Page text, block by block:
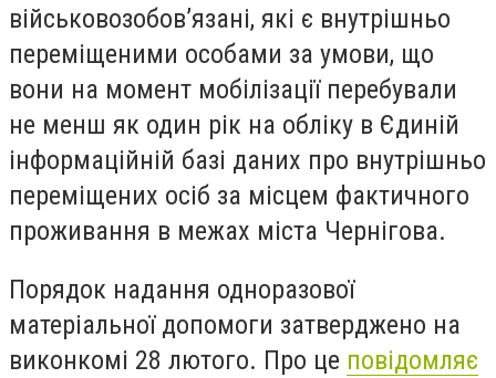
військовозобов’язані, які є внутрішньо
переміщеними особами за умови, що
вони на момент мобілізації перебували
не менш як один рік на обліку в Єдиній
інформаційній базі даних про внутрішньо
переміщених осіб за місцем фактичного
проживання в межах міста Чернігова.
Порядок надання одноразової
матеріальної допомоги затверджено на
виконкомі 28 лютого. Про це повідомляє